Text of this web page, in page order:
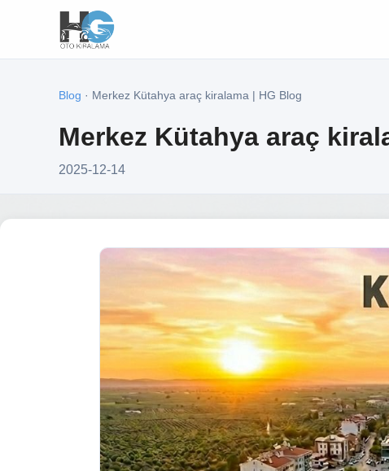
Blog · Merkez Kütahya araç kiralama | HG Blog
Merkez Kütahya araç
2025-12-14